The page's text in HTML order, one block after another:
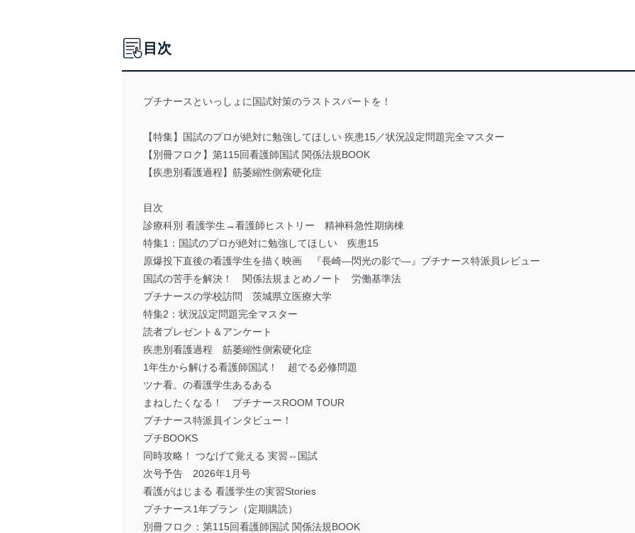
目次
プチナースといっしょに国試対策のラストスパートを！
【特集】国試のプロが絶対に勉強してほしい 疾患15／状況設定問題完全マスター
【別冊フロク】第115回看護師国試 関係法規BOOK
【疾患別看護過程】筋萎縮性側索硬化症
目次
診療科別 看護学生→看護師ヒストリー 精神科急性期病棟
特集1：国試のプロが絶対に勉強してほしい 疾患15
原爆投下直後の看護学生を描く映画 『長崎―閃光の影で―』プチナース特派員レビュー
国試の苦手を解決！ 関係法規まとめノート 労働基準法
プチナースの学校訪問 茨城県立医療大学
特集2：状況設定問題完全マスター
読者プレゼント＆アンケート
疾患別看護過程 筋萎縮性側索硬化症
1年生から解ける看護師国試！ 超でる必修問題
ツナ看。の看護学生あるある
まねしたくなる！ プチナースROOM TOUR
プチナース特派員インタビュー！
プチBOOKS
同時攻略！ つなげて覚える 実習⇔国試
次号予告 2026年1月号
看護がはじまる 看護学生の実習Stories
プチナース1年プラン（定期購読）
別冊フロク：第115回看護師国試 関係法規BOOK